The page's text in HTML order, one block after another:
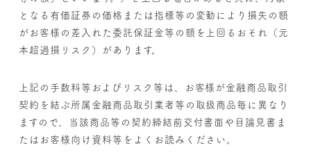
となる有価証券の価格または指標等の変動により損失の額
がお客様の差入れた委託保証金等の額を上回るおそれ（元
本超過損リスク）があります。
上記の手数料等およびリスク等は、お客様が金融商品取引
契約を結ぶ所属金融商品取引業者等の取扱商品毎に異なり
ますので、当該商品等の契約締結前交付書面や目論見書ま
たはお客様向け資料等をよくお読みください。